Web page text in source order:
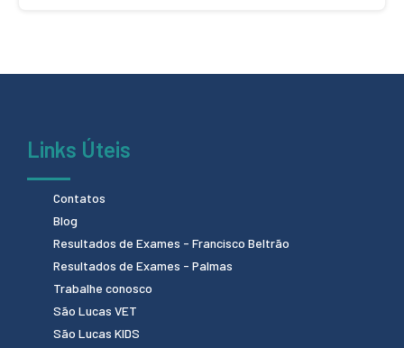
Links Úteis
Contatos
Blog
Resultados de Exames - Francisco Beltrão
Resultados de Exames - Palmas
Trabalhe conosco
São Lucas VET
São Lucas KIDS